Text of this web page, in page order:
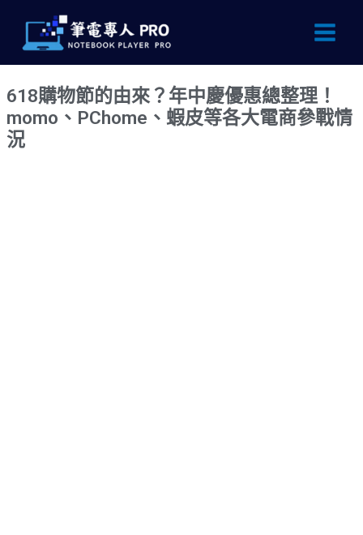
內
容
Main
618購物節的由來？年中慶優惠總整理！
momo、PChome、蝦皮等各大電商參戰情
況